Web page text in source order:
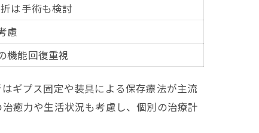
は手術も検討
慮
機能回復重視
ギプス固定や装具による保存療法が主流
癒力や生活状況も考慮し、個別の治療計